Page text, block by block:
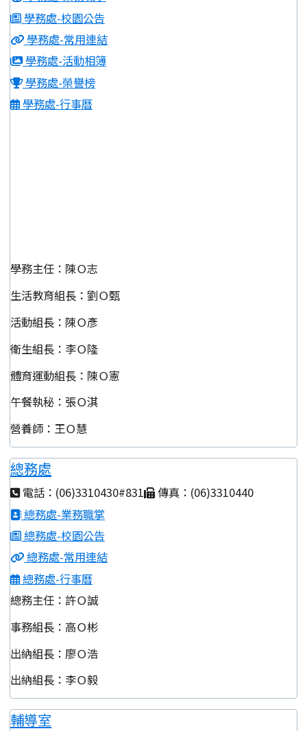
學務處-校園公告
學務處-常用連結
學務處-活動相簿
學務處-榮譽榜
學務處-行事曆
學務主任：陳Ｏ志
生活教育組長：劉Ｏ甄
活動組長：陳Ｏ彥
衛生組長：李Ｏ隆
體育運動組長：陳Ｏ憲
午餐執秘：張Ｏ淇
營養師：王Ｏ慧
總務處
電話：(06)3310430#831
傳真：(06)3310440
總務處-業務職掌
總務處-校園公告
總務處-常用連結
總務處-行事曆
總務主任：許Ｏ誠
事務組長：高Ｏ彬
出納組長：廖Ｏ浩
出納組長：李Ｏ毅
輔導室